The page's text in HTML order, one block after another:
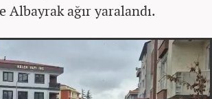
Albayrak ağır yaralandı.